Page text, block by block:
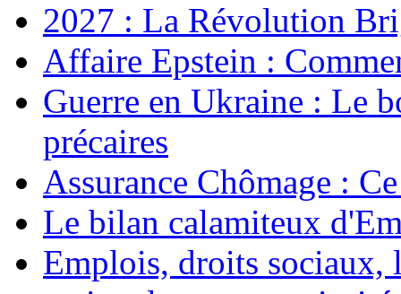
2027 : La Révolution
Affaire Epstein :
Guerre en Ukraine : Le
précaires
Assurance Chômage :
Le bilan calamiteux
Emplois, droits sociaux,